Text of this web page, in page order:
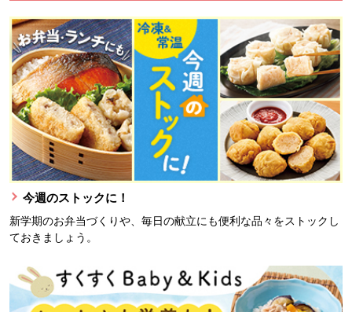
今週のストックに！
新学期のお弁当づくりや、毎日の献立にも便利な品々をストックし
ておきましょう。